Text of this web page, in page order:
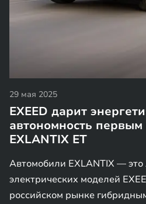
29 мая 2025
EXEED дарит
автономность первым
EXLANTIX ET
Автомобили EXLANTIX —
электрических моделей
российском рынке